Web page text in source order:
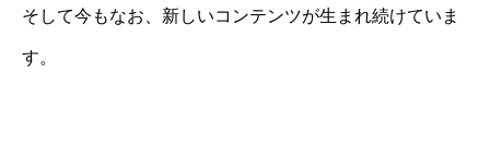
そして今もなお、新しいコンテンツが生まれ続けていま
す。